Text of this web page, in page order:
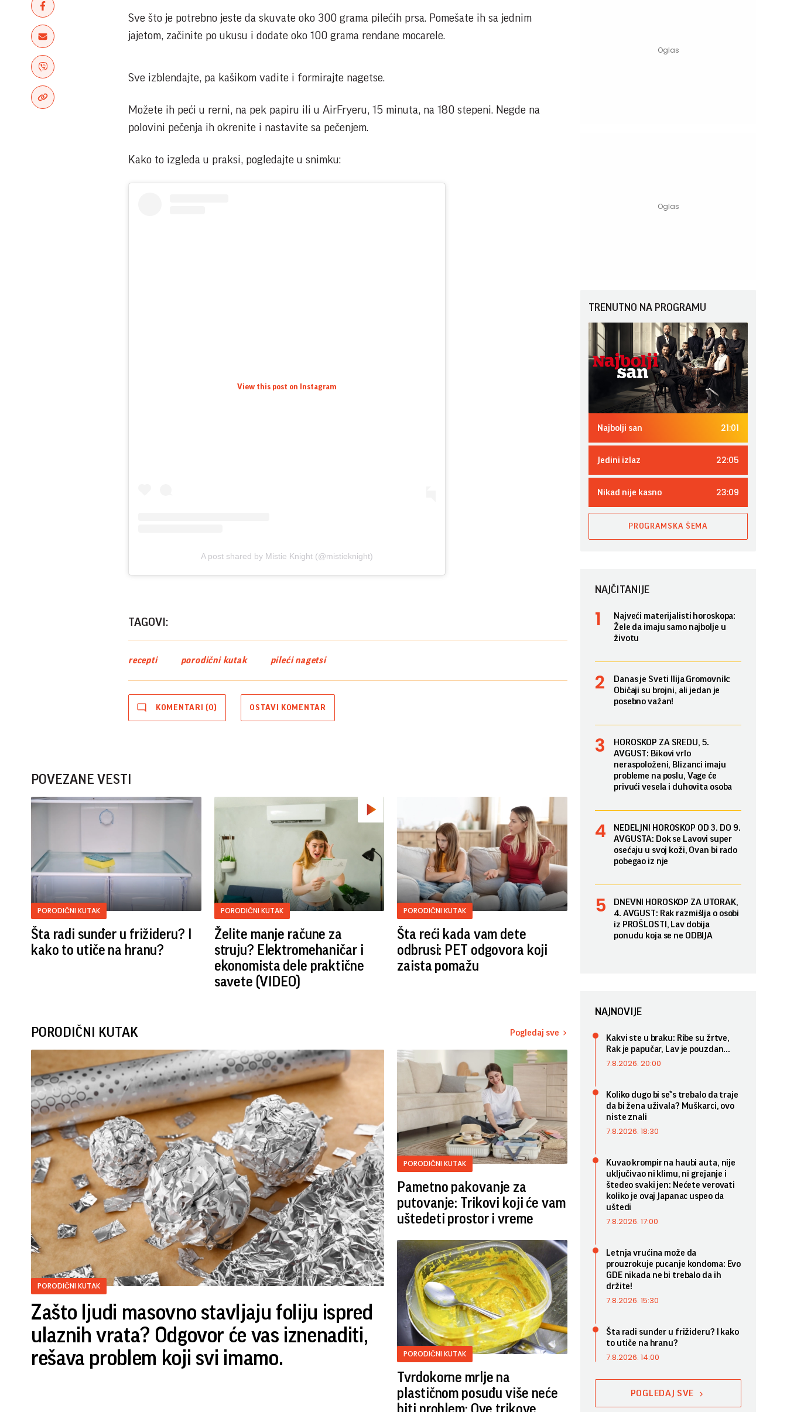
Sve što je potrebno jeste da skuvate oko 300 grama pilećih prsa. Pomešate ih sa jednim
jajetom, začinite po ukusu i dodate oko 100 grama rendane mocarele.
Sve izblendajte, pa kašikom vadite i formirajte nagetse.
Možete ih peći u rerni, na pek papiru ili u AirFryeru, 15 minuta, na 180 stepeni. Negde na
polovini pečenja ih okrenite i nastavite sa pečenjem.
Kako to izgleda u praksi, pogledajte u snimku:
View this post on Instagram
A post shared by Mistie Knight (@mistieknight)
TAGOVI:
recepti porodični kutak pileći nagetsi
KOMENTARI (0) OSTAVI KOMENTAR
POVEZANE VESTI
PORODIČNI KUTAK
Šta radi sunđer u frižideru? I
kako to utiče na hranu?
PORODIČNI KUTAK
Želite manje račune za
struju? Elektromehaničar i
ekonomista dele praktične
savete (VIDEO)
PORODIČNI KUTAK
Šta reći kada vam dete
odbrusi: PET odgovora koji
zaista pomažu
PORODIČNI KUTAK Pogledaj sve
PORODIČNI KUTAK
Zašto ljudi masovno stavljaju foliju ispred
ulaznih vrata? Odgovor će vas iznenaditi,
rešava problem koji svi imamo.
PORODIČNI KUTAK
Pametno pakovanje za
putovanje: Trikovi koji će vam
uštedeti prostor i vreme
PORODIČNI KUTAK
Tvrdokorne mrlje na
plastičnom posuđu više neće
biti problem: Ove trikove
TRENUTNO NA PROGRAMU
Najbolji san 21:01
Jedini izlaz 22:05
Nikad nije kasno 23:09
PROGRAMSKA ŠEMA
NAJČITANIJE
Najveći materijalisti horoskopa:
Žele da imaju samo najbolje u
životu
Danas je Sveti Ilija Gromovnik:
Običaji su brojni, ali jedan je
posebno važan!
HOROSKOP ZA SREDU, 5.
AVGUST: Bikovi vrlo
neraspoloženi, Blizanci imaju
probleme na poslu, Vage će
privući vesela i duhovita osoba
NEDELJNI HOROSKOP OD 3. DO 9.
AVGUSTA: Dok se Lavovi super
osećaju u svoj koži, Ovan bi rado
pobegao iz nje
DNEVNI HOROSKOP ZA UTORAK,
4. AVGUST: Rak razmišlja o osobi
iz PROŠLOSTI, Lav dobija
ponudu koja se ne ODBIJA
NAJNOVIJE
Kakvi ste u braku: Ribe su žrtve,
Rak je papučar, Lav je pouzdan...
7.8.2026. 20:00
Koliko dugo bi se*s trebalo da traje
da bi žena uživala? Muškarci, ovo
niste znali
7.8.2026. 18:30
Kuvao krompir na haubi auta, nije
uključivao ni klimu, ni grejanje i
štedeo svaki jen: Nećete verovati
koliko je ovaj Japanac uspeo da
uštedi
7.8.2026. 17:00
Letnja vrućina može da
prouzrokuje pucanje kondoma: Evo
GDE nikada ne bi trebalo da ih
držite!
7.8.2026. 15:30
Šta radi sunđer u frižideru? I kako
to utiče na hranu?
7.8.2026. 14:00
POGLEDAJ SVE